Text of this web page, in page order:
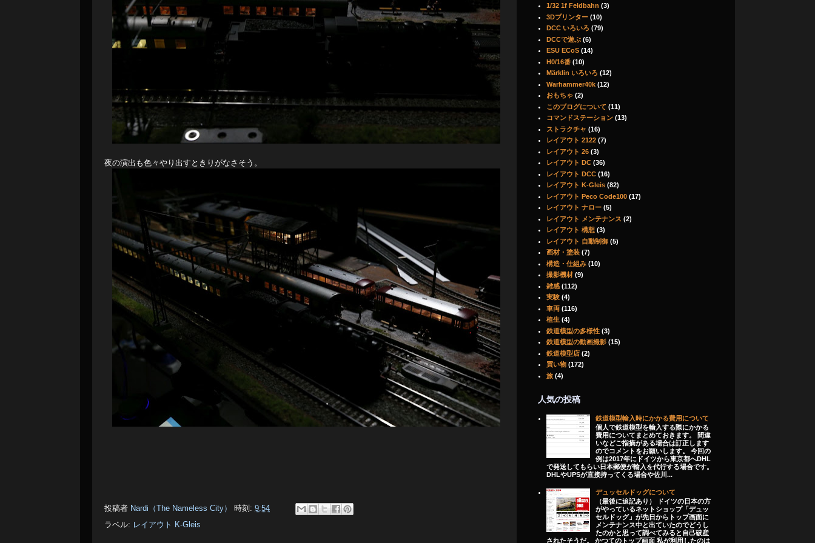
夜の演出も色々やり出すときりがなさそう。
投稿者 Nardi（The Nameless City） 時刻: 9:54
ラベル: レイアウト K-Gleis
1/32 1f Feldbahn (3)
3Dプリンター (10)
DCC いろいろ (79)
DCCで遊ぶ (6)
ESU ECoS (14)
H0/16番 (10)
Märklin いろいろ (12)
Warhammer40k (12)
おもちゃ (2)
このブログについて (11)
コマンドステーション (13)
ストラクチャ (16)
レイアウト 2122 (7)
レイアウト 26 (3)
レイアウト DC (36)
レイアウト DCC (16)
レイアウト K-Gleis (82)
レイアウト Peco Code100 (17)
レイアウト ナロー (5)
レイアウト メンテナンス (2)
レイアウト 構想 (3)
レイアウト 自動制御 (5)
画材・塗装 (7)
構造・仕組み (10)
撮影機材 (9)
雑感 (112)
実験 (4)
車両 (116)
植生 (4)
鉄道模型の多様性 (3)
鉄道模型の動画撮影 (15)
鉄道模型店 (2)
買い物 (172)
旅 (4)
人気の投稿
鉄道模型輸入時にかかる費用について
個人で鉄道模型を輸入する際にかかる
費用についてまとめておきます。 間違
いなどご指摘がある場合は訂正します
のでコメントをお願いします。 今回の
例は2017年にドイツから東京都へDHL
で発送してもらい日本郵便が輸入を代行する場合です。
DHLやUPSが直接持ってくる場合や佐川...
デュッセルドッグについて
（最後に追記あり） ドイツの日本の方
がやっているネットショップ「デュッ
セルドッグ」が先日からトップ画面に
メンテナンス中と出ていたのでどうし
たのかと思って調べてみると自己破産
されたそうだ。 かつてのトップ画面 私が利用したのは